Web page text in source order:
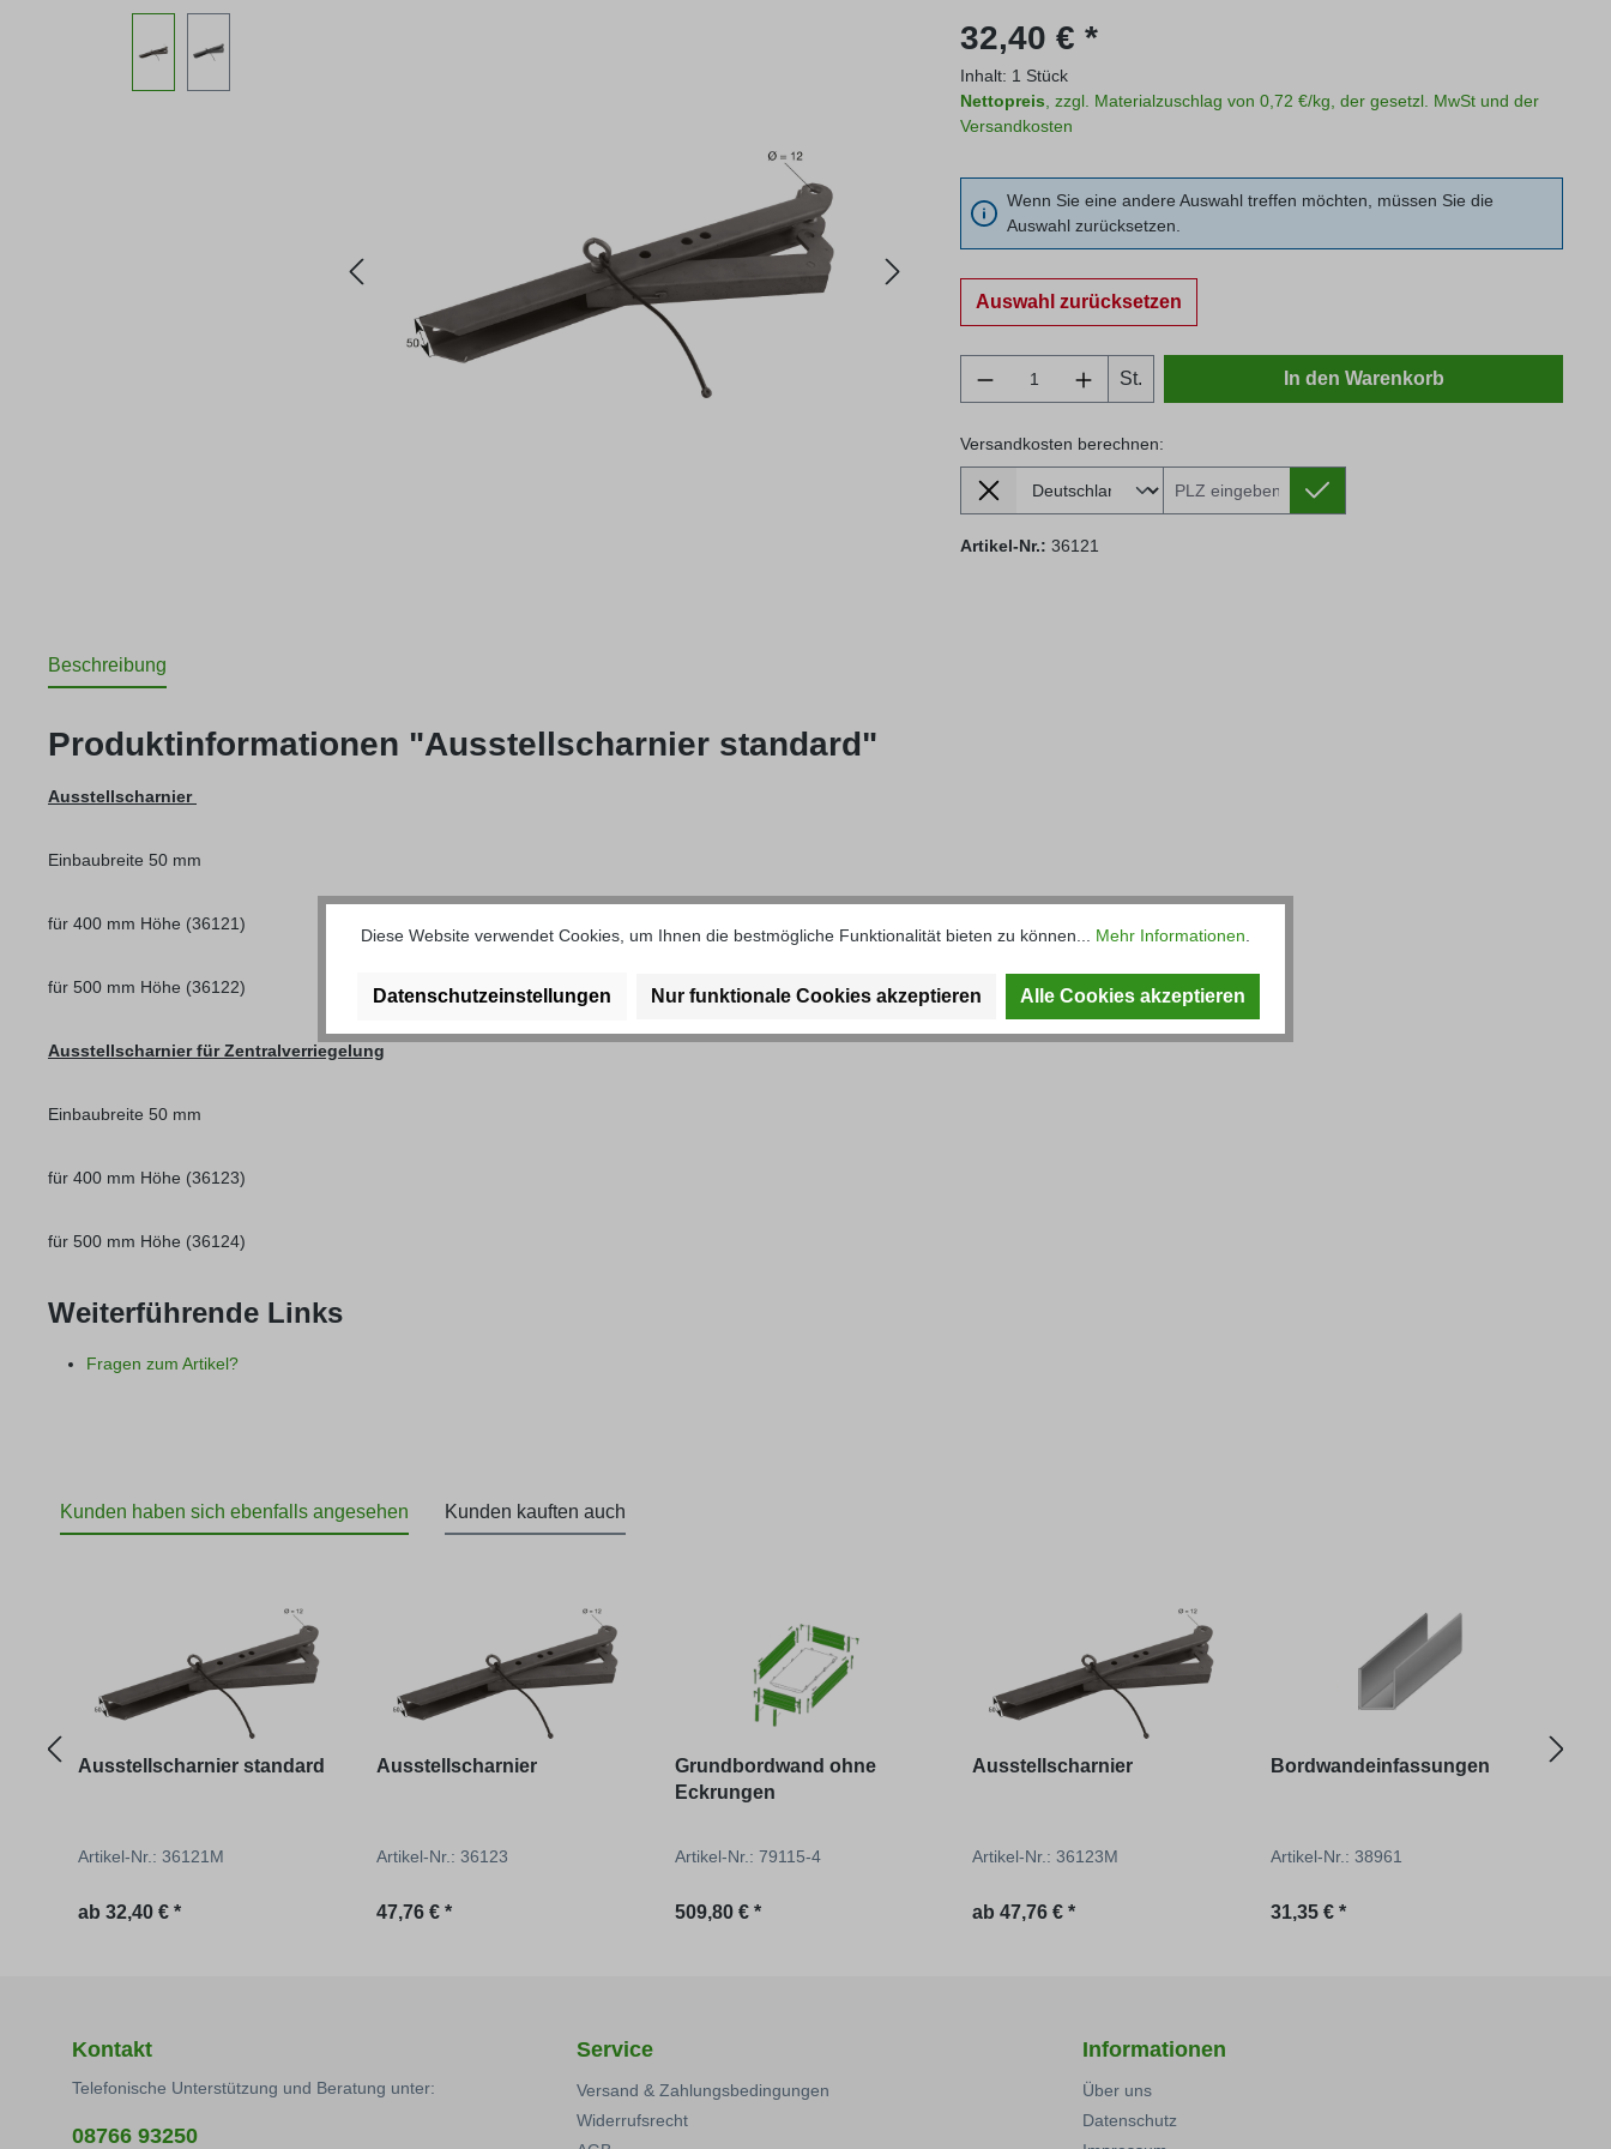
Regulärer Preis:
32,40 € *
Inhalt: 1 Stück
Nettopreis , zzgl. Materialzuschlag von 0,72 €/kg, der gesetzl. MwSt und der
Versandkosten
Wenn Sie eine andere Auswahl treffen möchten, müssen Sie die
Auswahl zurücksetzen.
Auswahl zurücksetzen
Produkt Anzahl: Gib den gewünschten Wert ein
St. In den Warenkorb
Versandkosten berechnen:
Lieferland
Versandkosten berechnen:
Artikel-Nr.: 36121
Beschreibung
Produktinformationen "Ausstellscharnier standard"
Ausstellscharnier
Einbaubreite 50 mm
für 400 mm Höhe (36121)
für 500 mm Höhe (36122)
Ausstellscharnier für Zentralverriegelung
Einbaubreite 50 mm
für 400 mm Höhe (36123)
für 500 mm Höhe (36124)
Weiterführende Links
Fragen zum Artikel?
Kunden haben sich ebenfalls angesehen Kunden kauften auch
Ausstellscharnier standard
Artikel-Nr.: 36121M
Regulärer Preis:
ab 32,40 € *
Ausstellscharnier
Artikel-Nr.: 36123
Regulärer Preis:
47,76 € *
Grundbordwand ohne
Eckrungen
Artikel-Nr.: 79115-4
Regulärer Preis:
509,80 € *
Ausstellscharnier
Artikel-Nr.: 36123M
Regulärer Preis:
ab47,76 € *
Bordwandeinfassungen
Artikel-Nr.: 38961
Regulärer Preis:
31,35 € *
Kontakt
Telefonische Unterstützung und Beratung unter:
08766 93250
Service
Versand & Zahlungsbedingungen
Widerrufsrecht
Informationen
Über uns
Datenschutz
Diese Website verwendet Cookies, um Ihnen die bestmögliche Funktionalität bieten zu können... Mehr Informationen.
Datenschutzeinstellungen Nur funktionale Cookies akzeptieren Alle Cookies akzeptieren